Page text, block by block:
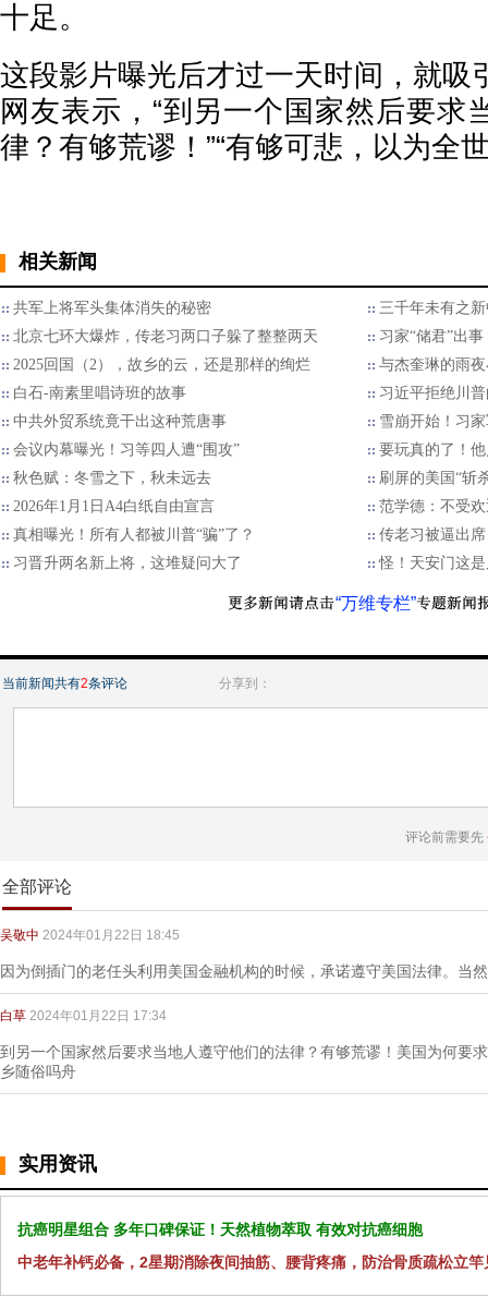
十足。
这段影片曝光后才过一天时间，就吸
网友表示，“到另一个国家然后要求
律？有够荒谬！”“有够可悲，以为全
相关新闻
共军上将军头集体消失的秘密
三千年未有之
北京七环大爆炸，传老习两口子躲了整整两天
习家“储君”出
2025回国（2），故乡的云，还是那样的绚烂
与杰奎琳的雨
白石-南素里唱诗班的故事
习近平拒绝川普
中共外贸系统竟干出这种荒唐事
雪崩开始！习
会议内幕曝光！习等四人遭“围攻”
要玩真的了！
秋色赋：冬雪之下，秋未远去
刷屏的美国“斩
2026年1月1日A4白纸自由宣言
范学德：不受
真相曝光！所有人都被川普“骗”了？
传老习被逼出
习晋升两名新上将，这堆疑问大了
怪！天安门这
“万维专栏”
当前新闻共有2条评论 分享到：
评论前需要先
全部评论
吴敬中 2024年01月22日 18:45
因为倒插门的老任头利用美国金融机构的时候，承诺遵守美国法律。当
白草 2024年01月22日 17:34
到另一个国家然后要求当地人遵守他们的法律？有够荒谬！美国为何要
乡随俗吗舟
实用资讯
抗癌明星组合 多年口碑保证！天然植物萃取 有效对抗癌细胞
中老年补钙必备，2星期消除夜间抽筋、腰背疼痛，防治骨质疏松立竿